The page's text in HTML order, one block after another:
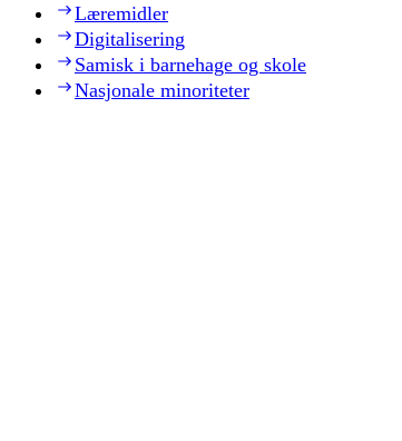
Læremidler
Digitalisering
Samisk i barnehage og skole
Nasjonale minoriteter